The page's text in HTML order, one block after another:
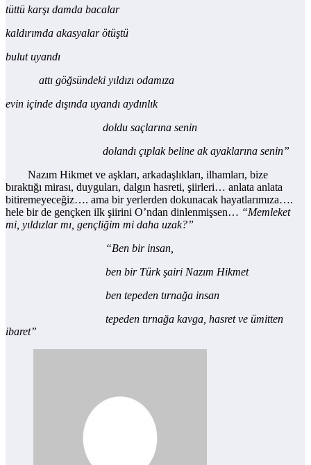
tüttü karşı damda bacalar
kaldırımda akasyalar ötüştü
bulut uyandı
attı göğsündeki yıldızı odamıza
evin içinde dışında uyandı aydınlık
doldu saçlarına senin
dolandı çıplak beline ak ayaklarına senin”
Nazım Hikmet ve aşkları, arkadaşlıkları, ilhamları, bize
bıraktığı mirası, duyguları, dalgın hasreti, şiirleri… anlata anlata
bitiremeyeceğiz…. ama bir yerlerden dokunacak hayatlarımıza….
hele bir de gençken ilk şiirini O’ndan dinlenmişsen… “Memleket
mi, yıldızlar mı, gençliğim mi daha uzak?”
“Ben bir insan,
ben bir Türk şairi Nazım Hikmet
ben tepeden tırnağa insan
tepeden tırnağa kavga, hasret ve ümitten
ibaret”